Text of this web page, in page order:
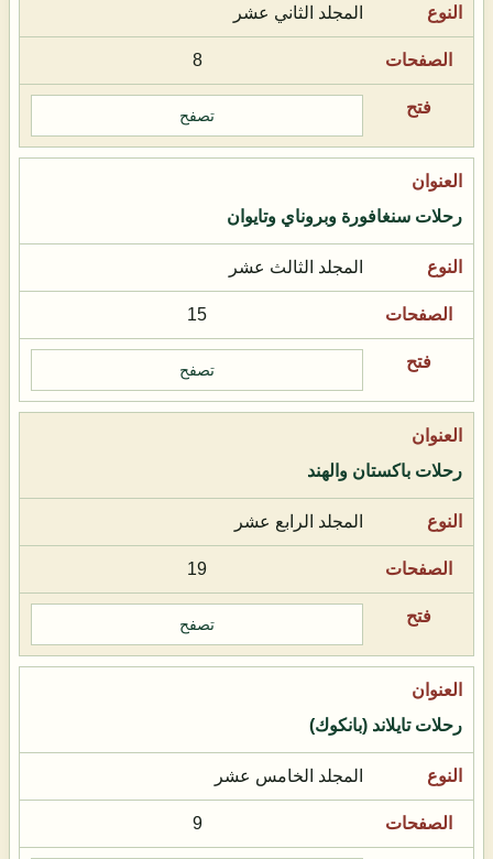
المجلد الثاني عشر
8
تصفح
رحلات سنغافورة وبروناي وتايوان
المجلد الثالث عشر
15
تصفح
رحلات باكستان والهند
المجلد الرابع عشر
19
تصفح
رحلات تايلاند (بانكوك)
المجلد الخامس عشر
9